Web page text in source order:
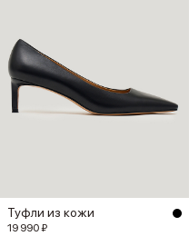
Туфли из кожи
19 990 ₽